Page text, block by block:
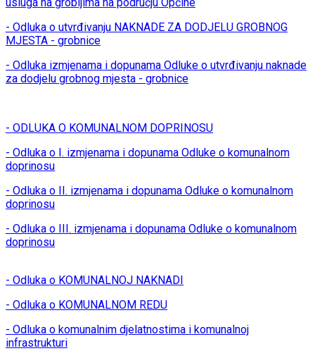
- Odluka o utvrđivanju NAKNADE ZA DODJELU GROBNOG
MJESTA - grobnice
- Odluka izmjenama i dopunama Odluke o utvrđivanju naknade
za dodjelu grobnog mjesta - grobnice
- ODLUKA O KOMUNALNOM DOPRINOSU
- Odluka o I. izmjenama i dopunama Odluke o komunalnom
doprinosu
- Odluka o II. izmjenama i dopunama Odluke o komunalnom
doprinosu
- Odluka o III. izmjenama i dopunama Odluke o komunalnom
doprinosu
- Odluka o KOMUNALNOJ NAKNADI
- Odluka o KOMUNALNOM REDU
- Odluka o komunalnim djelatnostima i komunalnoj
infrastrukturi